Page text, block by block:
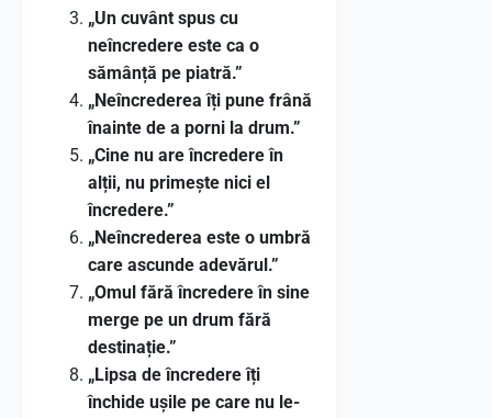
„Un cuvânt spus cu
neîncredere este ca o
sămânță pe piatră.”
„Neîncrederea îți pune frână
înainte de a porni la drum.”
„Cine nu are încredere în
alții, nu primește nici el
încredere.”
„Neîncrederea este o umbră
care ascunde adevărul.”
„Omul fără încredere în sine
merge pe un drum fără
destinație.”
„Lipsa de încredere îți
închide ușile pe care nu le-